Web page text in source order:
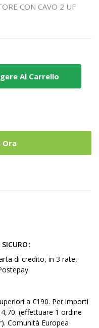
CON CAVO 2 UF
Al Carrello
Ora
di credito, in 3 rate,
a €190. Per importi
(effettuare 1 ordine
Comunità Europea